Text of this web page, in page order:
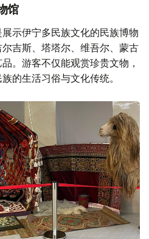
馆
示伊宁多民族文化的民族博物
吉斯、塔塔尔、维吾尔、蒙古
。游客不仅能观赏珍贵文物，
的生活习俗与文化传统。